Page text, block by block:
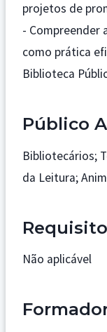
projetos de
- Compreender
como prática
Biblioteca
Público
Bibliotecários;
da Leitura;
Não aplicável